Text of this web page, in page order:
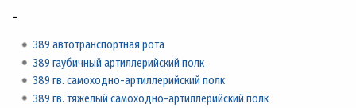
-
389 автотранспортная рота
389 гаубичный артиллерийский полк
389 гв. самоходно-артиллерийский полк
389 гв. тяжелый самоходно-артиллерийский полк